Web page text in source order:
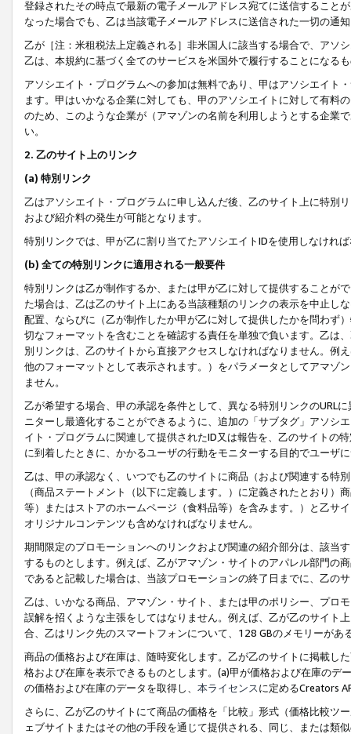
登録されたその時点で最新の電子メールアドレス宛てに送信すること
なった場合でも、乙は当該電子メールアドレスに送信された一切の通
乙が［注：米租税法上定義される］非米国人に該当する場合で、アソ
乙は、本規約に基づく全てのサービスを米国外で履行することになる
アソシエイト・プログラムへの参加は無料であり、甲はアソシエイト
ます。甲はいかなる企業に対しても、甲のアソシエイトに対して有料
のため、このような企業が（アマゾンの名前を利用しようとする企業
い。
2. 乙のサイト上のリンク
(a) 特別リンク
乙はアソシエイト・プログラムに申し込んだ後、乙のサイト上に特別
および紹介料の発生が可能となります。
特別リンクでは、甲が乙に割り当てたアソシエイトIDを使用しなけれ
(b) 全ての特別リンクに適用される一般要件
特別リンクは乙が制作するか、または甲が乙に対して提供することが
た場合は、乙は乙のサイト上にある当該種類のリンクの表示を中止し
配置、ならびに（乙が制作したか甲が乙に対して提供したかを問わず
切なフォーマットを含むことを確認する責任を単独で負います。乙は
別リンクは、乙のサイトから直接アクセスしなければなりません。例
他のフォーマットとして表示されます。）をパラメータとしてアマゾ
ません。
乙が希望する場合、甲の承認を条件として、異なる特別リンクのURL
ニターし最適化することができるように、追加の「サブタグ」アソシ
イト・プログラムに関連して提供されたID又は報告を、乙のサイトの
に到着したときに、かかるユーザの行動をモニターする目的でユーザ
乙は、甲の承認なく、いつでも乙のサイトに商品（および関連する特
（商品ステートメント（以下に定義します。）に定義されたとおり
等）またはストアのホームページ（食料品等）を含みます。）と乙サ
オリジナルコンテンツも含めなければなりません。
期間限定のプロモーションへのリンクおよび関連の紹介部分は、該当
するものとします。例えば、乙がアマゾン・サイトのアパレル部門の
であると記載した場合は、当該プロモーションの終了日までに、乙の
乙は、いかなる商品、アマゾン・サイト、または甲のポリシー、プロ
誤解を招くような主張をしてはなりません。例えば、乙が乙のサイト
合、乙はリンク先のスマートフォンについて、128 GBのメモリーがあ
商品の価格および在庫は、随時変化します。乙が乙のサイトに掲載し
格および在庫を表示できるものとします。(a)甲が価格および在庫の
の価格および在庫のデータを取得し、 本ライセンスに定めるCreators
さらに、乙が乙のサイトにて商品の価格を「比較」形式（価格比較ツ
ェブサイトまたはその他の手段を通じて提供される、同じ、または類